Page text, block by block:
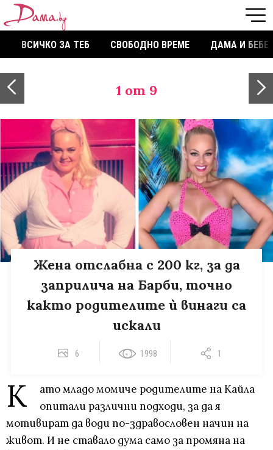
ВСИЧКО ЗА ТЕБ СВОБОДНО ВРЕМЕ ДАМА И БЕБЕ
1 от 9
Жена отслабна с 200 кг, за да
заприлича на Барби, точно
както родителите ѝ винаги са
искали
6 1998 1
К
ато младо момиче родителите на Кайла
опитали различни подходи, за да я
мотивират да води по-здравословен начин на
живот. И не ставало дума само за промяна на